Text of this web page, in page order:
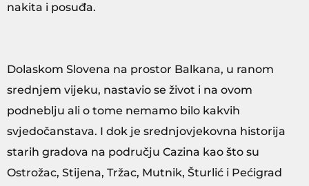
nakita i posuđa.
Dolaskom Slovena na prostor Balkana, u ranom
srednjem vijeku, nastavio se život i na ovom
podneblju ali o tome nemamo bilo kakvih
svjedočanstava. I dok je srednjovjekovna historija
starih gradova na području Cazina kao što su
Ostrožac, Stijena, Tržac, Mutnik, Šturlić i Pećigrad